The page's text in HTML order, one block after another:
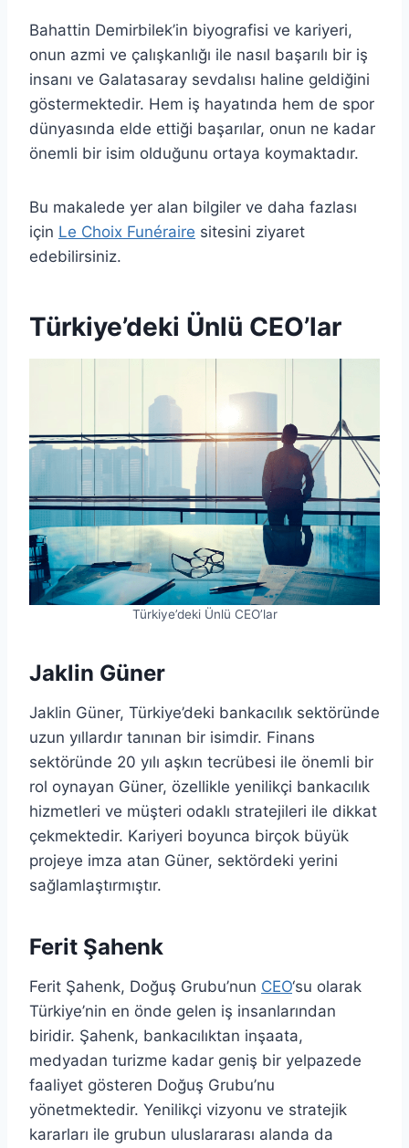
Bahattin Demirbilek’in biyografisi ve kariyeri,
onun azmi ve çalışkanlığı ile nasıl başarılı bir iş
insanı ve Galatasaray sevdalısı haline geldiğini
göstermektedir. Hem iş hayatında hem de spor
dünyasında elde ettiği başarılar, onun ne kadar
önemli bir isim olduğunu ortaya koymaktadır.
Bu makalede yer alan bilgiler ve daha fazlası
için Le Choix Funéraire sitesini ziyaret
edebilirsiniz.
Türkiye’deki Ünlü CEO’lar
Türkiye’deki Ünlü CEO’lar
Jaklin Güner
Jaklin Güner, Türkiye’deki bankacılık sektöründe
uzun yıllardır tanınan bir isimdir. Finans
sektöründe 20 yılı aşkın tecrübesi ile önemli bir
rol oynayan Güner, özellikle yenilikçi bankacılık
hizmetleri ve müşteri odaklı stratejileri ile dikkat
çekmektedir. Kariyeri boyunca birçok büyük
projeye imza atan Güner, sektördeki yerini
sağlamlaştırmıştır.
Ferit Şahenk
Ferit Şahenk, Doğuş Grubu’nun CEO‘su olarak
Türkiye’nin en önde gelen iş insanlarından
biridir. Şahenk, bankacılıktan inşaata,
medyadan turizme kadar geniş bir yelpazede
faaliyet gösteren Doğuş Grubu’nu
yönetmektedir. Yenilikçi vizyonu ve stratejik
kararları ile grubun uluslararası alanda da